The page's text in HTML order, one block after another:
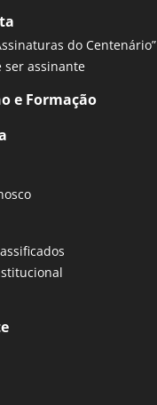
do Centenário”
ser assinante
e Formação